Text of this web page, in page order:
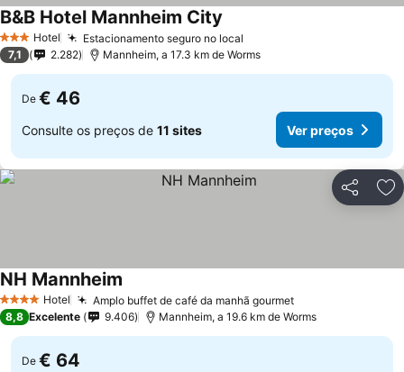
3 EstrelasHotel Estacionamento seguro no local
B&B Hotel Mannheim City
7,1 2.282 Mannheim, a 17.3 km de Worms
De € 46
Consulte os preços de 11 sites Ver preços
Partilhar
4 EstrelasHotel Amplo buffet de café da manhã gourmet
NH Mannheim
8,8 Excelente 9.406 Mannheim, a 19.6 km de Worms
De € 64